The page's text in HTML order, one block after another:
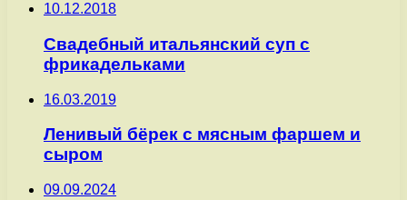
10.12.2018
Свадебный итальянский суп с
фрикадельками
16.03.2019
Ленивый бёрек с мясным фаршем и
сыром
09.09.2024